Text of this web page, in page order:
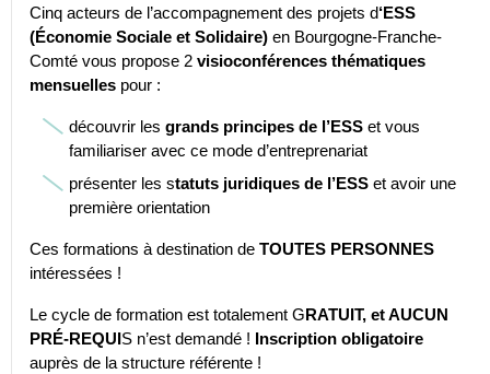
Cinq acteurs de l’accompagnement des projets d‘ESS
(Économie Sociale et Solidaire) en Bourgogne-Franche-
Comté vous propose 2 visioconférences thématiques
mensuelles pour :
découvrir les grands principes de l’ESS et vous
familiariser avec ce mode d’entreprenariat
présenter les statuts juridiques de l’ESS et avoir une
première orientation
Ces formations à destination de TOUTES PERSONNES
intéressées !
Le cycle de formation est totalement GRATUIT, et AUCUN
PRÉ-REQUIS n’est demandé ! Inscription obligatoire
auprès de la structure référente !